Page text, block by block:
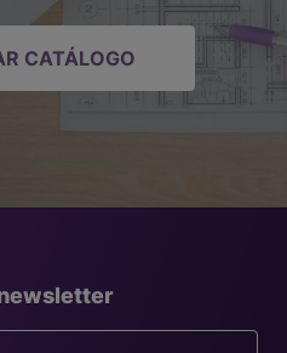
CATÁLOGO